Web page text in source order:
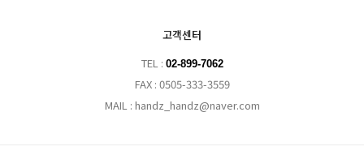
고객센터
TEL : 02-899-7062
FAX : 0505-333-3559
MAIL : handz_handz@naver.com